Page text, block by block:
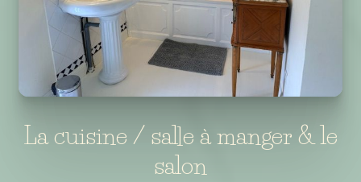
La cuisine / salle à manger & le
salon